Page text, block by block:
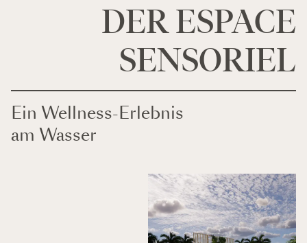
DER ESPACE
SENSORIEL
Ein Wellness-Erlebnis
am Wasser